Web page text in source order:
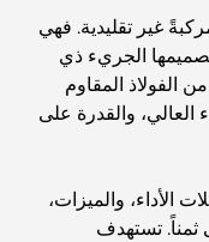
تحويل المساحات
شامل
واضحة لمشتري
غير تقليدية. فهي
الجريء ذي
الفولاذ المقاوم
العالي، والقدرة على
والميزات،
ثمناً. تستهدف